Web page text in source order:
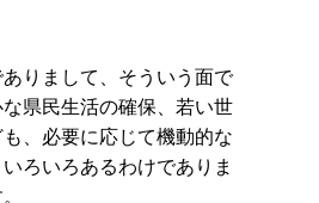
りまして、そういう面で
県民生活の確保、若い世
、必要に応じて機動的な
ろいろあるわけでありま